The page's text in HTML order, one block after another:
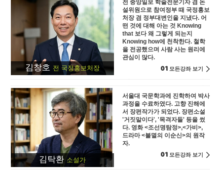
김창호 전 국정홍보처장
전 중앙일보 학술전문기자 겸 논
설위원으로 참여정부 때 국정홍보
처장 겸 정부대변인을 지냈다. 어
떤 것에 대해 아는 것 Knowing
that 보다 왜 그렇게 되는지
Knowing how에 천착한다. 철학
을 전공했으며 사람 사는 원리에
관심이 많다.
01 모든강좌 보기
김탁환소설가
서울대 국문학과에 진학하여 박사
과정을 수료하였다. 고향 진해에
서 장편작가가 되었다. 장편소설
'거짓말이다', '목격자들' 등을 썼
다. 영화 <조선명탐정>,<가비>,
드라마 <불멸의 이순신>의 원작
자.
01 모든강좌 보기